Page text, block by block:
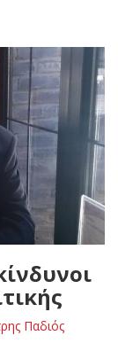
Παδιός